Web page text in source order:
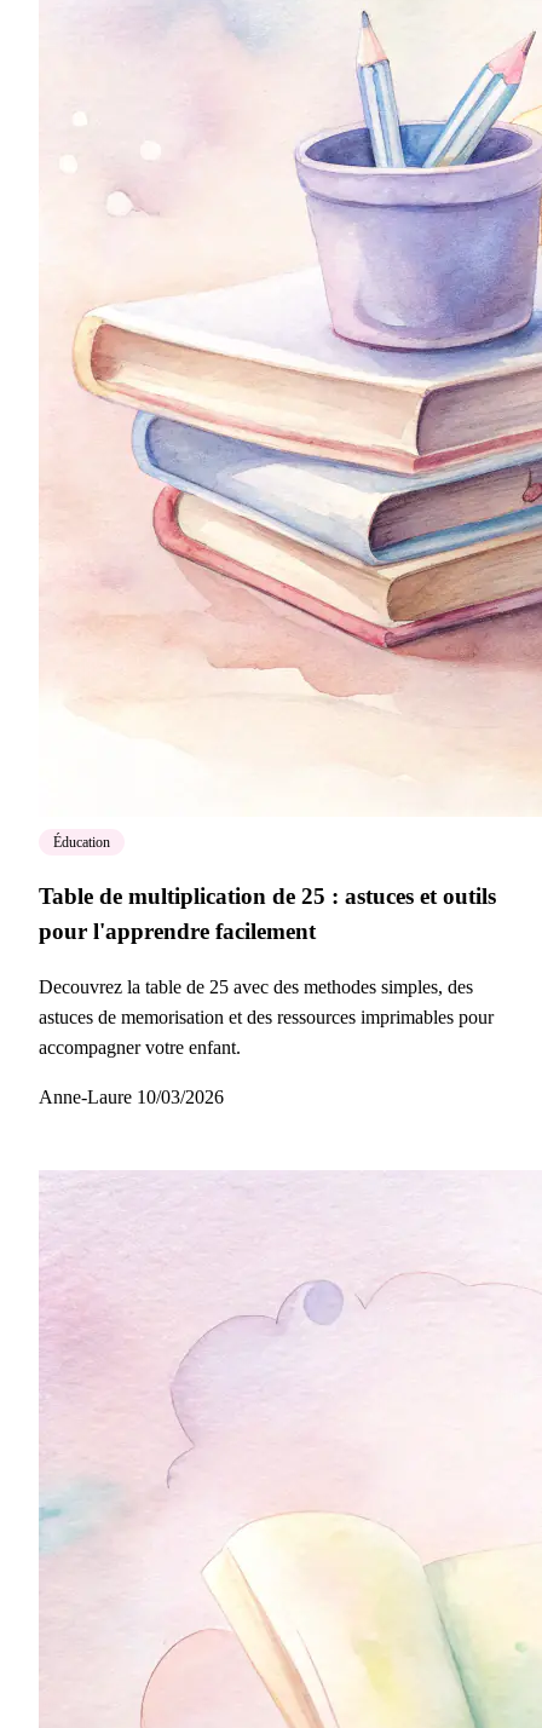
Éducation
Table de multiplication de 25 : astuces et outils
pour l'apprendre facilement
Decouvrez la table de 25 avec des methodes simples, des
astuces de memorisation et des ressources imprimables pour
accompagner votre enfant.
Anne-Laure 10/03/2026